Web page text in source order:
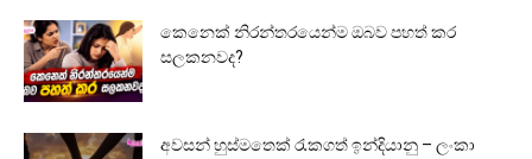
කෙනෙක් නිරන්තරයෙන්ම ඔබව පහත් කර
සලකනවද?
අවසන් හුස්මතෙක් රැකගත් ඉන්දියානු – ලංකා